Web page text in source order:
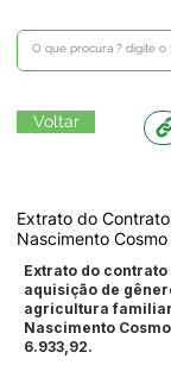
Voltar
Extrato do
Nascimento Cosmo
Extrato do
aquisição de
agricultura
Nascimento
6.933,92.